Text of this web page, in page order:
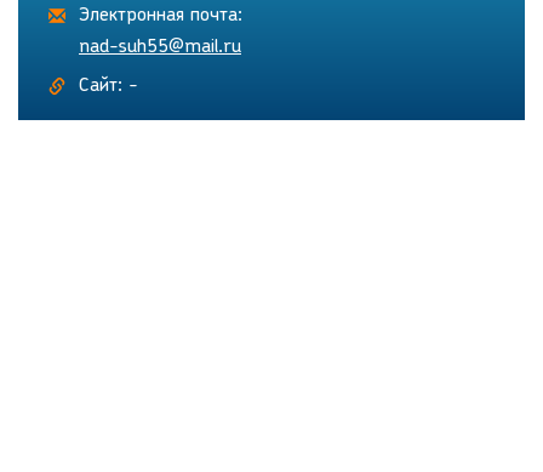
Электронная почта:
nad-suh55@mail.ru
Сайт: -